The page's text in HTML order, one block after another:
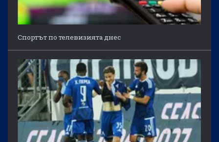
Спортът по телевизията днес